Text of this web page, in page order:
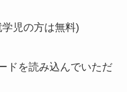
児の方は無料)
ドを読み込んでいただ